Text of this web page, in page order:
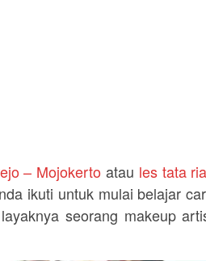
– Mojokerto atau les tata
ikuti untuk mulai belajar
seorang makeup